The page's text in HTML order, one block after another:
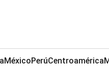
MéxicoPerúCentroamérica